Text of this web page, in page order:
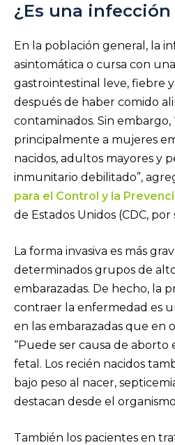
¿Es una infección
En la población general, la
asintomática o cursa con
gastrointestinal leve, fiebre
después de haber comido
contaminados. Sin
principalmente a mujeres
nacidos, adultos mayores y
inmunitario debilitado”,
para el Control y la
de Estados Unidos (CDC, por
La forma invasiva es más
determinados grupos de
embarazadas. De hecho, la
contraer la enfermedad es
en las embarazadas que en
“Puede ser causa de
fetal. Los recién nacidos
bajo peso al nacer,
destacan desde el
También los pacientes en